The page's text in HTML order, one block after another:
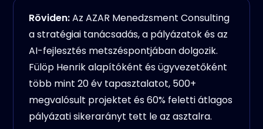
Röviden:Az AZAR Menedzsment Consulting
a stratégiai tanácsadás, a pályázatok és az
AI-fejlesztés metszéspontjában dolgozik.
Fülöp Henrik alapítóként és ügyvezetőként
több mint 20 év tapasztalatot, 500+
megvalósult projektet és 60% feletti átlagos
pályázati sikerarányt tett le az asztalra.